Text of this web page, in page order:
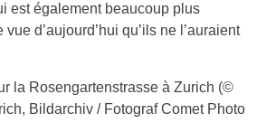
est également beaucoup plus
d’aujourd’hui qu’ils ne l’auraient